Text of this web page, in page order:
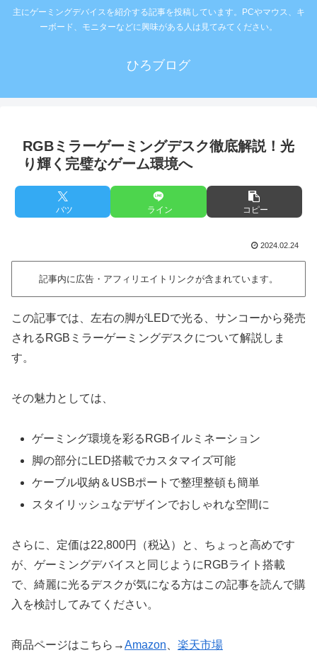
主にゲーミングデバイスを紹介する記事を投稿しています。PCやマウス、キ
ーボード、モニターなどに興味がある人は見てみてください。
ひろブログ
RGBミラーゲーミングデスク徹底解説！光
り輝く完璧なゲーム環境へ
バツ ライン コピー
2024.02.24
記事内に広告・アフィリエイトリンクが含まれています。
この記事では、左右の脚がLEDで光る、サンコーから発売
されるRGBミラーゲーミングデスクについて解説しま
す。
その魅力としては、
ゲーミング環境を彩るRGBイルミネーション
脚の部分にLED搭載でカスタマイズ可能
ケーブル収納＆USBポートで整理整頓も簡単
スタイリッシュなデザインでおしゃれな空間に
さらに、定価は22,800円（税込）と、ちょっと高めです
が、ゲーミングデバイスと同じようにRGBライト搭載
で、綺麗に光るデスクが気になる方はこの記事を読んで購
入を検討してみてください。
商品ページはこちら→Amazon 楽天市場